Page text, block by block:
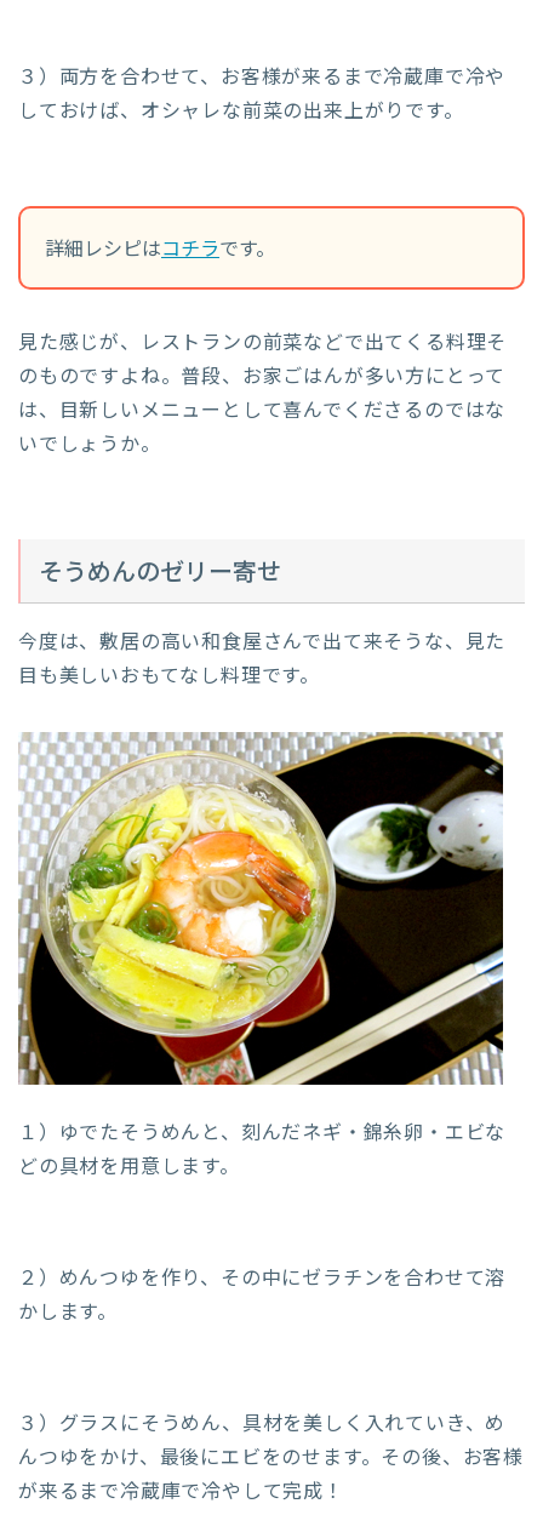
３）両方を合わせて、お客様が来るまで冷蔵庫で冷や
しておけば、オシャレな前菜の出来上がりです。
詳細レシピはコチラです。
見た感じが、レストランの前菜などで出てくる料理そ
のものですよね。普段、お家ごはんが多い方にとって
は、目新しいメニューとして喜んでくださるのではな
いでしょうか。
そうめんのゼリー寄せ
今度は、敷居の高い和食屋さんで出て来そうな、見た
目も美しいおもてなし料理です。
１）ゆでたそうめんと、刻んだネギ・錦糸卵・エビな
どの具材を用意します。
２）めんつゆを作り、その中にゼラチンを合わせて溶
かします。
３）グラスにそうめん、具材を美しく入れていき、め
んつゆをかけ、最後にエビをのせます。その後、お客様
が来るまで冷蔵庫で冷やして完成！